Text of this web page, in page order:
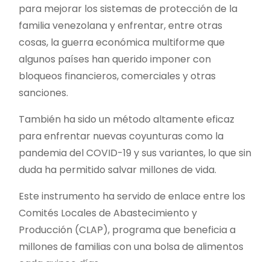
para mejorar los sistemas de protección de la
familia venezolana y enfrentar, entre otras
cosas, la guerra económica multiforme que
algunos países han querido imponer con
bloqueos financieros, comerciales y otras
sanciones.
También ha sido un método altamente eficaz
para enfrentar nuevas coyunturas como la
pandemia del COVID-19 y sus variantes, lo que sin
duda ha permitido salvar millones de vida.
Este instrumento ha servido de enlace entre los
Comités Locales de Abastecimiento y
Producción (CLAP), programa que beneficia a
millones de familias con una bolsa de alimentos